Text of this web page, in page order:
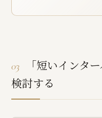
03
「短いインタ
検討する